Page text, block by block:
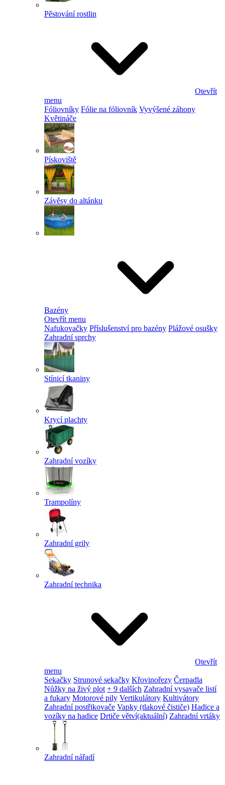
Pěstování rostlin
Otevřít
menu
Fóliovníky Fólie na fóliovník Vyvýšené záhony
Květináče
Pískoviště
Závěsy do altánku
Bazény
Otevřít menu
Nafukovačky Příslušenství pro bazény Plážové osušky
Zahradní sprchy
Stínicí tkaniny
Krycí plachty
Zahradní vozíky
Trampolíny
Zahradní grily
Zahradní technika
Otevřít
menu
Sekačky Strunové sekačky Křovinořezy Čerpadla
Nůžky na živý plot + 9 dalších Zahradní vysavače listí
a fukary Motorové pily Vertikulátory Kultivátory
Zahradní postřikovače Vapky (tlakové čističe) Hadice a
vozíky na hadice Drtiče větví(aktuální) Zahradní vrtáky
Zahradní nářadí